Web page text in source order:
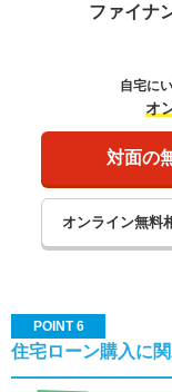
ファイナ
自宅に
オ
対面の
オンライン無料
POINT 6
住宅ローン購入に